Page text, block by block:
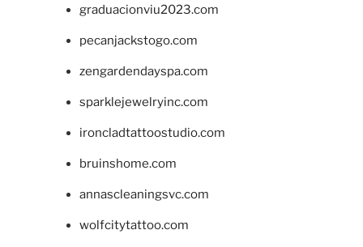
graduacionviu2023.com
pecanjackstogo.com
zengardendayspa.com
sparklejewelryinc.com
ironcladtattoostudio.com
bruinshome.com
annascleaningsvc.com
wolfcitytattoo.com